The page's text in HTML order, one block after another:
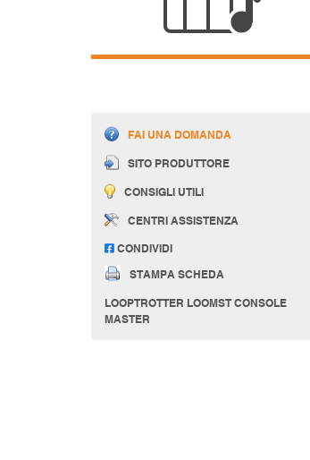
FAI UNA DOMANDA
SITO PRODUTTORE
CONSIGLI UTILI
CENTRI ASSISTENZA
CONDIVIDI
STAMPA SCHEDA
LOOPTROTTER LOOMST CONSOLE
MASTER